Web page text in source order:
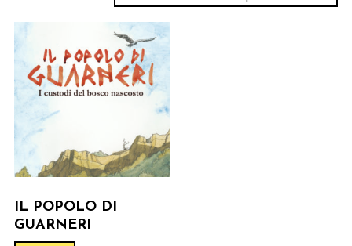
IL POPOLO DI
GUARNERI